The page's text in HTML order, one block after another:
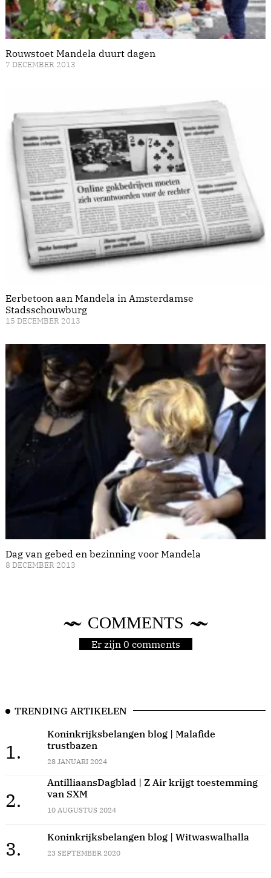
Rouwstoet Mandela duurt dagen
7 DECEMBER 2013
Eerbetoon aan Mandela in Amsterdamse
Stadsschouwburg
15 DECEMBER 2013
Dag van gebed en bezinning voor Mandela
8 DECEMBER 2013
COMMENTS
Er zijn 0 comments
TRENDING ARTIKELEN
1.
Koninkrijksbelangen blog | Malafide
trustbazen
28 JANUARI 2024
2.
AntilliaansDagblad | Z Air krijgt toestemming
van SXM
10 AUGUSTUS 2024
3.
Koninkrijksbelangen blog | Witwaswalhalla
23 SEPTEMBER 2020